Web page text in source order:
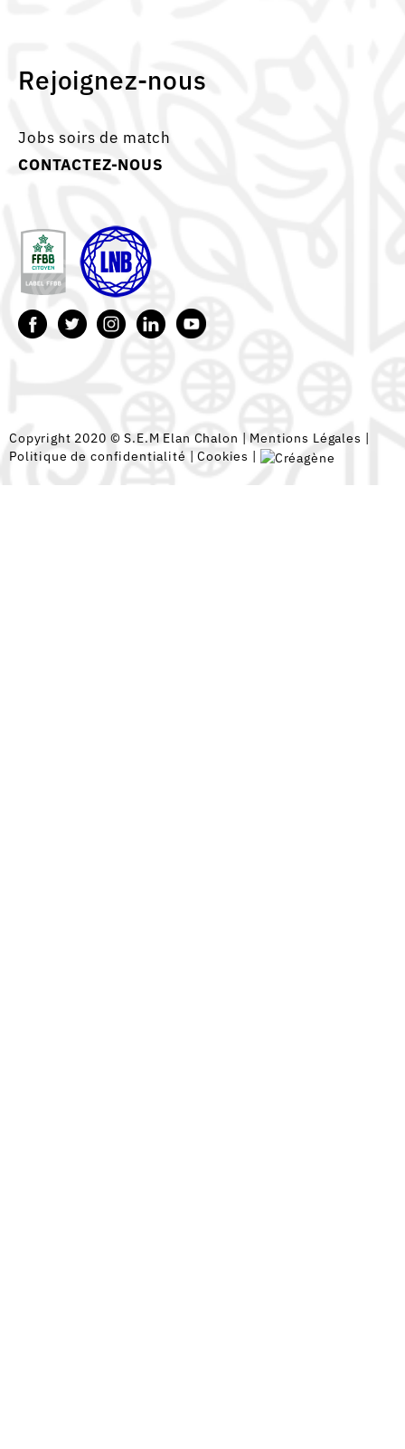
Rejoignez-nous
Jobs soirs de match
CONTACTEZ-NOUS
Copyright 2020 © S.E.M Elan Chalon | Mentions Légales |
Politique de confidentialité |Cookies |